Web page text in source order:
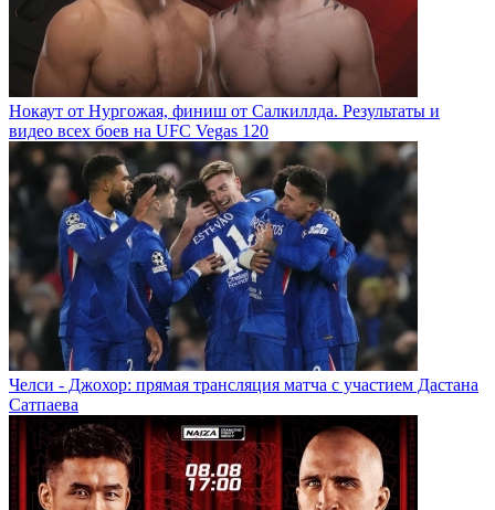
Нокаут от Нургожая, финиш от Салкиллда. Результаты и
видео всех боев на UFC Vegas 120
Челси - Джохор: прямая трансляция матча с участием Дастана
Сатпаева